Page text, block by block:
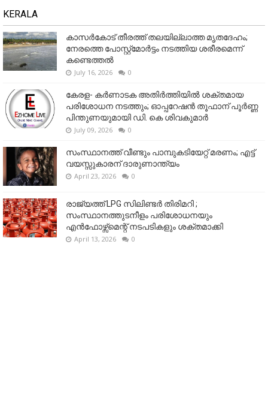
KERALA
കാസർകോട് തീരത്ത് തലയില്ലാത്ത മൃതദേഹം;
നേരത്തെ പോസ്റ്റ്‌മോർട്ടം നടത്തിയ ശരീരമെന്ന്
കണ്ടെത്തൽ
July 16, 2026 0
കേരള- കർണാടക അതിർത്തിയിൽ ശക്തമായ
പരിശോധന നടത്തും; ഓപ്പറേഷൻ തൂഫാന് പൂർണ്ണ
പിന്തുണയുമായി ഡി. കെ ശിവകുമാർ
July 09, 2026 0
സംസ്ഥാനത്ത് വീണ്ടും പാമ്പുകടിയേറ്റ് മരണം; എട്ട്
വയസ്സുകാരന് ദാരുണാന്ത്യം
April 23, 2026 0
രാജ്യത്ത് LPG സിലിണ്ടർ തിരിമറി ;
സംസ്ഥാനത്തുടനീളം പരിശോധനയും
എൻഫോഴ്സ്മെന്റ് നടപടികളും ശക്തമാക്കി
April 13, 2026 0